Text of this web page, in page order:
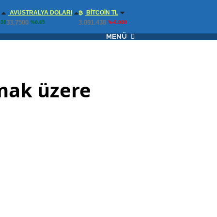
AVUSTRALYA DOLARI
33,7500 %0.69
BITCOIN TL
3.091.438 %-0.088
MENÜ
üzere